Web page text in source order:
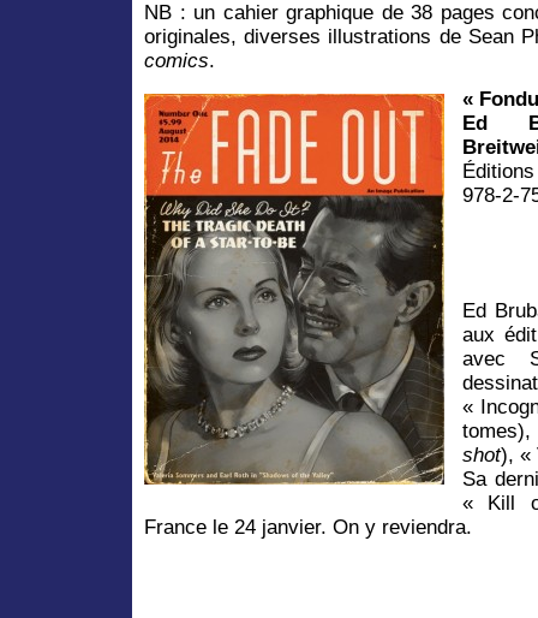
NB : un cahier graphique de 38 pages
originales, diverses illustrations de Sean
comics.
«
Ed
978-2-
Ed
aux
avec
«
shot), «
Sa
« Kill
France le 24 janvier. On y reviendra.